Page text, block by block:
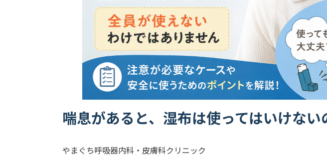
喘息があると、湿布は使ってはいけない
やまぐち呼吸器内科・皮膚科クリニック